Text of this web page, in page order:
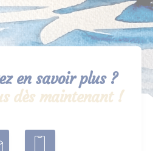
en savoir plus ?
dès maintenant !